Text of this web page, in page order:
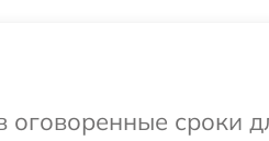
сроки